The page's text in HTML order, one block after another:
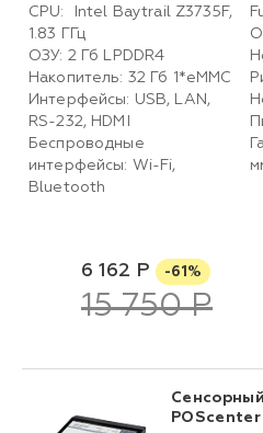
CPU: Intel Baytrail Z3735F,
1.83 ГГц
ОЗУ: 2 Гб LPDDR4
Накопитель: 32 Гб 1*eMMC
Интерфейсы: USB, LAN,
RS-232, HDMI
Беспроводные
интерфейсы: Wi-Fi,
Bluetooth
6 162 Р -61%
15 750 Р